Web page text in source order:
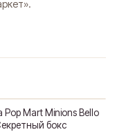
Pop Mart Minions Bello
бокс